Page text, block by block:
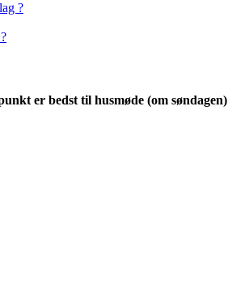
?
er bedst til husmøde (om søndagen)